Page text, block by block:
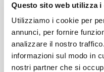
Questo sito web utilizza i
Utilizziamo i cookie per
annunci, per fornire
analizzare il nostro
informazioni sul modo in
nostri partner che si
su di esse, ripetendo
la miseria e smettere di
della realtà tra i tanti.
un volto. Ha il volto di
famiglia, ha il volto di
della mancanza di